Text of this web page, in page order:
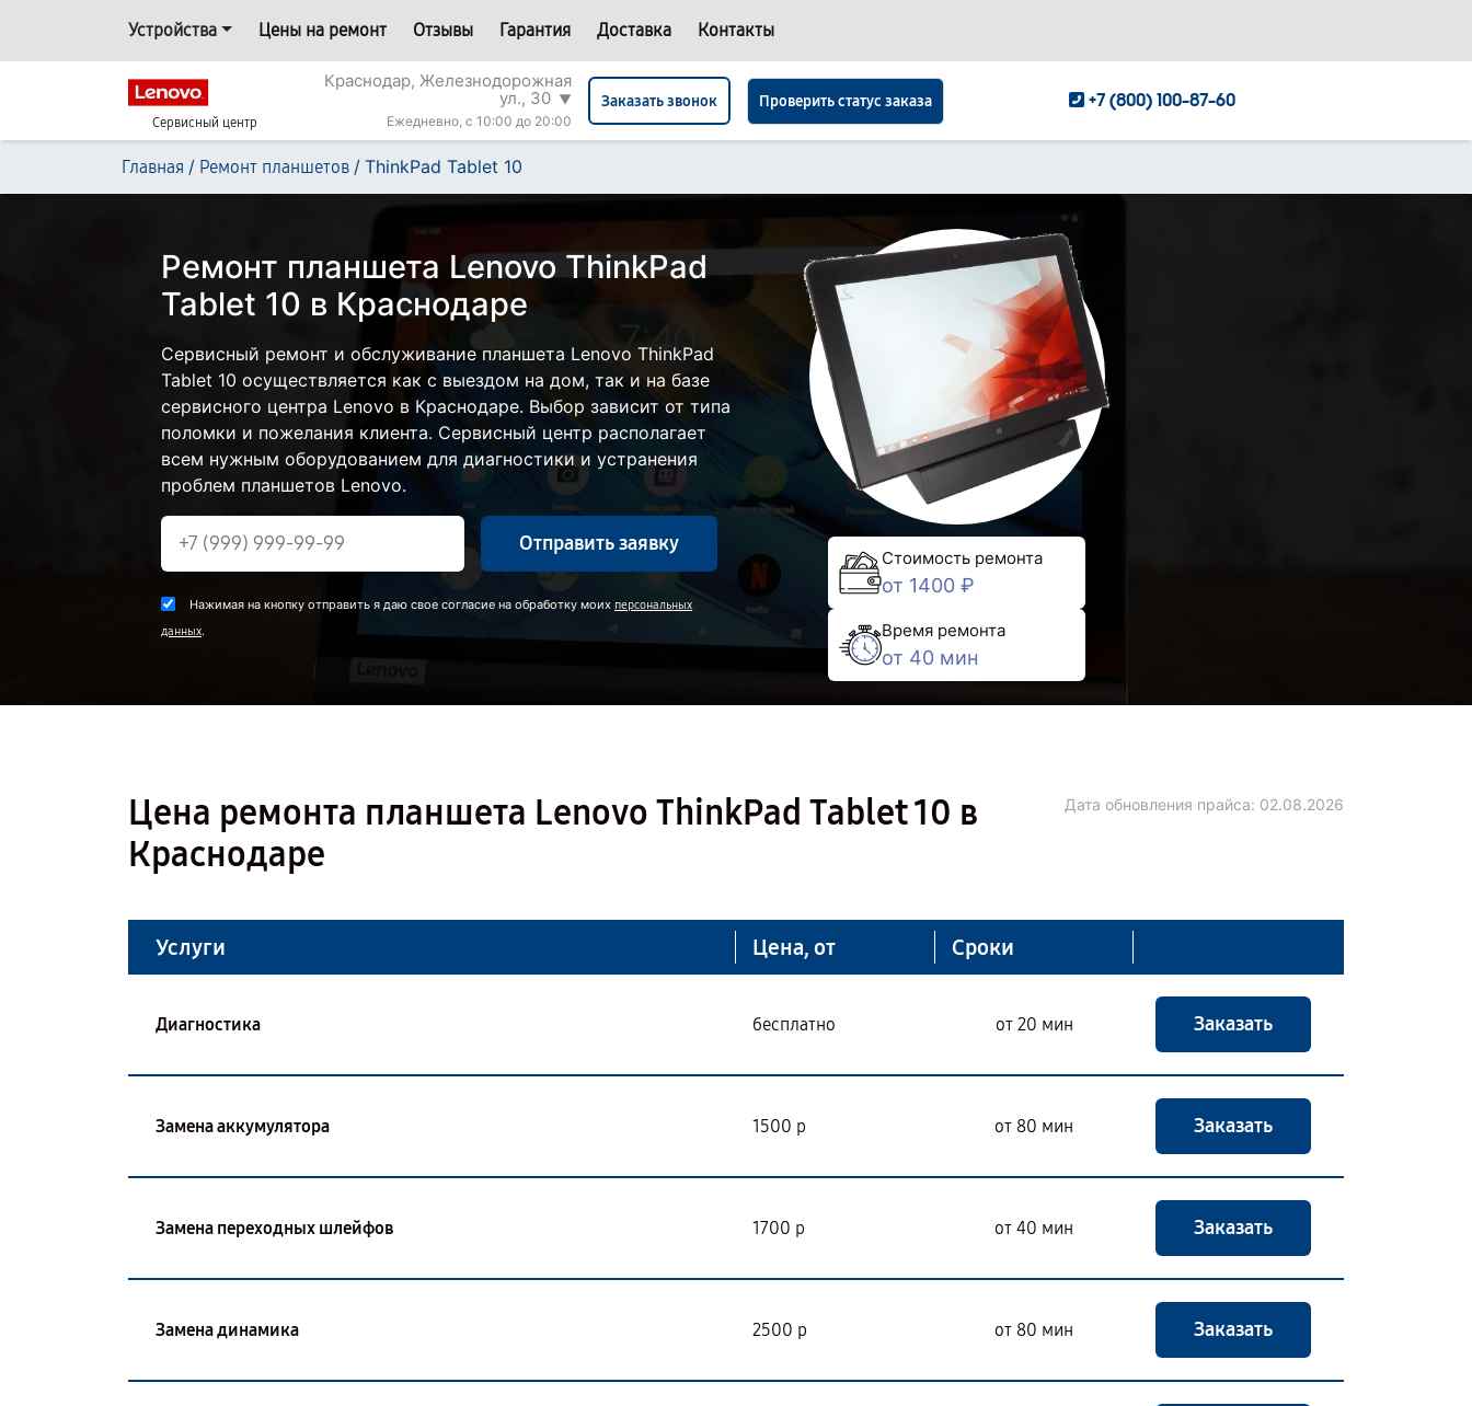
Устройства Цены на ремонт Отзывы Гарантия Доставка Контакты
Сервисный центр
Краснодар, Железнодорожная
ул., 30 ▼
Ежедневно, с 10:00 до 20:00
Заказать звонок Проверить статус заказа +7 (800) 100-87-60
Главная / Ремонт планшетов / ThinkPad Tablet 10
Ремонт планшета Lenovo ThinkPad
Tablet 10 в Краснодаре
Сервисный ремонт и обслуживание планшета Lenovo ThinkPad
Tablet 10 осуществляется как с выездом на дом, так и на базе
сервисного центра Lenovo в Краснодаре. Выбор зависит от типа
поломки и пожелания клиента. Сервисный центр располагает
всем нужным оборудованием для диагностики и устранения
проблем планшетов Lenovo.
Отправить заявку
Нажимая на кнопку отправить я даю свое согласие на обработку моих персональных
данных.
Стоимость ремонта
от 1400 ₽
Время ремонта
от 40 мин
Цена ремонта планшета Lenovo ThinkPad Tablet 10 в
Краснодаре
Дата обновления прайса: 02.08.2026
Услуги Цена, от Сроки
Диагностика бесплатно от 20 мин Заказать
Замена аккумулятора 1500 р от 80 мин Заказать
Замена переходных шлейфов 1700 р от 40 мин Заказать
Замена динамика 2500 р от 80 мин Заказать